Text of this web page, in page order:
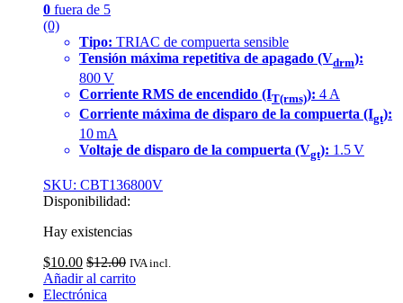
0 fuera de 5
(0)
Tipo: TRIAC de compuerta sensible
Tensión máxima repetitiva de apagado (Vdrm):
800 V
Corriente RMS de encendido (IT(rms)): 4 A
Corriente máxima de disparo de la compuerta (Igt):
10 mA
Voltaje de disparo de la compuerta (Vgt): 1.5 V
SKU: CBT136800V
Disponibilidad:
Hay existencias
$10.00 $12.00 IVA incl.
Añadir al carrito
Electrónica